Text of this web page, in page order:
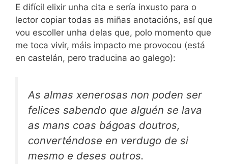
E difícil elixir unha cita e sería inxusto para o
lector copiar todas as miñas anotacións, así que
vou escoller unha delas que, polo momento que
me toca vivir, máis impacto me provocou (está
en castelán, pero traducina ao galego):
As almas xenerosas non poden ser
felices sabendo que alguén se lava
as mans coas bágoas doutros,
converténdose en verdugo de si
mesmo e deses outros.